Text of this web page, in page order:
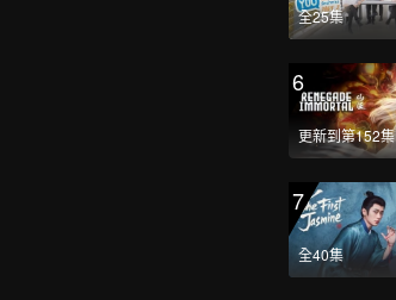
全25集
6
更新到第152集
7
全40集